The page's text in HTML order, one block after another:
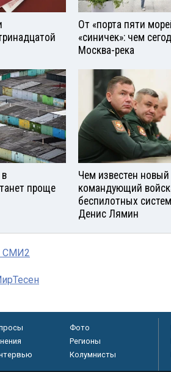
От «порта пяти
«синичек»: чем
Москва-река
проще
Чем известен новый
командующий
беспилотных
Денис Лямин
СМИ2
Фото
Регионы
Колумнисты